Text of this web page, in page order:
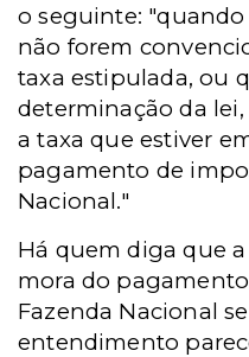
o seguinte:
não forem
taxa estipulada, ou
determinação da
a taxa que estiver
pagamento de
Nacional."
Há quem diga que
mora do
Fazenda Nacional
entendimento